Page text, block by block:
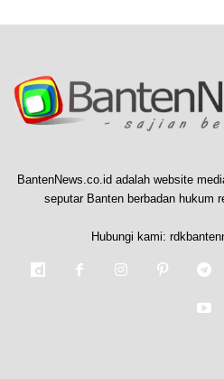
BantenNews.co.id adalah website
seputar Banten berbadan hukum
Hubungi kami: